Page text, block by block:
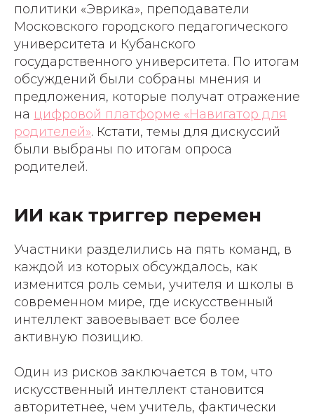
политики «Эврика», преподаватели
Московского городского педагогического
университета и Кубанского
государственного университета. По итогам
обсуждений были собраны мнения и
предложения, которые получат отражение
на цифровой платформе «Навигатор для
родителей». Кстати, темы для дискуссий
были выбраны по итогам опроса
родителей.
ИИ как триггер перемен
Участники разделились на пять команд, в
каждой из которых обсуждалось, как
изменится роль семьи, учителя и школы в
современном мире, где искусственный
интеллект завоевывает все более
активную позицию.
Один из рисков заключается в том, что
искусственный интеллект становится
авторитетнее, чем учитель, фактически